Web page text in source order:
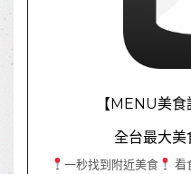
【MENU美食
全台最大
一秒找到附近美食 看